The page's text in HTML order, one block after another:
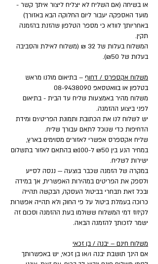
או בשיחה (אם השליח לא יצליח ליצור איתך קשר -
מועד האספקה יעבור ליום החלוקה הבא באזורך)
באחריותך לוודא כי מספר הטלפון שהזנת בהזמנה
תקין.
המשלוח בעלות של 32 ₪ (משלוח לאילת והסביבה
בעלות של ₪50).
משלוח אקספרס / דחוף – בתיאום מולנו מראש
בטלפון או בוואטסאפ 08-9438090
משלוח מהיר באמצעות שליח עד הבית - בתיאום
לפני ביצוע ההזמנה.
יש לשלוח לנו את הכתובת ותמונת הפריט/ים ומידת
הדחיפות כדי שנוכל לתאם עבורך שליח.
שליח אקספרס אפשרי לאזורים מסוימים בארץ,
במחיר הנע בין ₪50 ל-₪100 בהתאם לאזור בתשלום
ישירות לשליח.
במקרה של הזמנה שכבר בוצעה — ננסה לסייע
ולספק את הפריטים במהירות האפשרית, אך במידה
ובכל זאת תבחרי בביטול העסקה, הבקשה תהייה
כרוכה בעמלת ביטול על פי החוק ולא תהייה אפשרות
לקיזוז דמי המשלוח ששולמו בעת ההזמנה וסכום זה
ישמר לזכותך להזמנה הבאה.
משלוח חינם – יבנה / בן זכאי
אם הינך תושבת יבנה ו/או בן זכאי, יש באפשרותך